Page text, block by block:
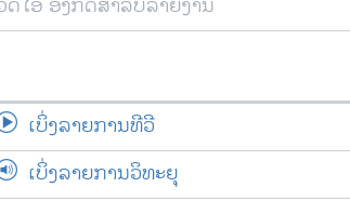
ເບິ່ງລາຍການທີວີ
ເບິ່ງລາຍການວິທະຍຸ